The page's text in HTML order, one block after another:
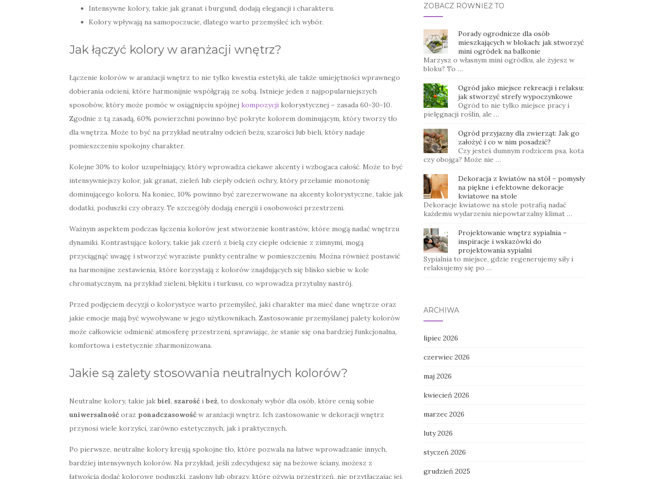
Intensywne kolory, takie jak granat i burgund, dodają elegancji i charakteru.
Kolory wpływają na samopoczucie, dlatego warto przemyśleć ich wybór.
Jak łączyć kolory w aranżacji wnętrz?
Łączenie kolorów w aranżacji wnętrz to nie tylko kwestia estetyki, ale także umiejętności wprawnego
dobierania odcieni, które harmonijnie współgrają ze sobą. Istnieje jeden z najpopularniejszych
sposobów, który może pomóc w osiągnięciu spójnej kompozycji kolorystycznej – zasada 60-30-10.
Zgodnie z tą zasadą, 60% powierzchni powinno być pokryte kolorem dominującym, który tworzy tło
dla wnętrza. Może to być na przykład neutralny odcień beżu, szarości lub bieli, który nadaje
pomieszczeniu spokojny charakter.
Kolejne 30% to kolor uzupełniający, który wprowadza ciekawe akcenty i wzbogaca całość. Może to być
intensywniejszy kolor, jak granat, zieleń lub ciepły odcień ochry, który przełamie monotonię
dominującego koloru. Na koniec, 10% powinno być zarezerwowane na akcenty kolorystyczne, takie jak
dodatki, poduszki czy obrazy. Te szczegóły dodają energii i osobowości przestrzeni.
Ważnym aspektem podczas łączenia kolorów jest stworzenie kontrastów, które mogą nadać wnętrzu
dynamiki. Kontrastujące kolory, takie jak czerń z bielą czy ciepłe odcienie z zimnymi, mogą
przyciągnąć uwagę i stworzyć wyraziste punkty centralne w pomieszczeniu. Można również postawić
na harmonijne zestawienia, które korzystają z kolorów znajdujących się blisko siebie w kole
chromatycznym, na przykład zieleni, błękitu i turkusu, co wprowadza przytulny nastrój.
Przed podjęciem decyzji o kolorystyce warto przemyśleć, jaki charakter ma mieć dane wnętrze oraz
jakie emocje mają być wywoływane w jego użytkownikach. Zastosowanie przemyślanej palety kolorów
może całkowicie odmienić atmosferę przestrzeni, sprawiając, że stanie się ona bardziej funkcjonalna,
komfortowa i estetycznie zharmonizowana.
Jakie są zalety stosowania neutralnych kolorów?
Neutralne kolory, takie jak biel, szarość i beż, to doskonały wybór dla osób, które cenią sobie
uniwersalność oraz ponadczasowość w aranżacji wnętrz. Ich zastosowanie w dekoracji wnętrz
przynosi wiele korzyści, zarówno estetycznych, jak i praktycznych.
Po pierwsze, neutralne kolory kreują spokojne tło, które pozwala na łatwe wprowadzanie innych,
bardziej intensywnych kolorów. Na przykład, jeśli zdecydujesz się na beżowe ściany, możesz z
łatwością dodać kolorowe poduszki, zasłony lub obrazy, które ożywią przestrzeń, nie przytłaczając jej.
ZOBACZ RÓWNIEŻ TO
Porady ogrodnicze dla osób
mieszkających w blokach: jak stworzyć
mini ogródek na balkonie
Marzysz o własnym mini ogródku, ale żyjesz w
bloku? To …
Ogród jako miejsce rekreacji i relaksu:
jak stworzyć strefy wypoczynkowe
Ogród to nie tylko miejsce pracy i
pielęgnacji roślin, ale …
Ogród przyjazny dla zwierząt: Jak go
założyć i co w nim posadzić?
Czy jesteś dumnym rodzicem psa, kota
czy obojga? Może nie …
Dekoracja z kwiatów na stół – pomysły
na piękne i efektowne dekoracje
kwiatowe na stole
Dekoracje kwiatowe na stole potrafią nadać
każdemu wydarzeniu niepowtarzalny klimat …
Projektowanie wnętrz sypialnia –
inspiracje i wskazówki do
projektowania sypialni
Sypialnia to miejsce, gdzie regenerujemy siły i
relaksujemy się po …
ARCHIWA
lipiec 2026
czerwiec 2026
maj 2026
kwiecień 2026
marzec 2026
luty 2026
styczeń 2026
grudzień 2025